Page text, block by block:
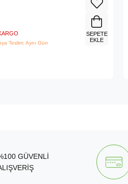
Teslim: Aynı Gün
SEPETE
EKLE
GÜVENLİ